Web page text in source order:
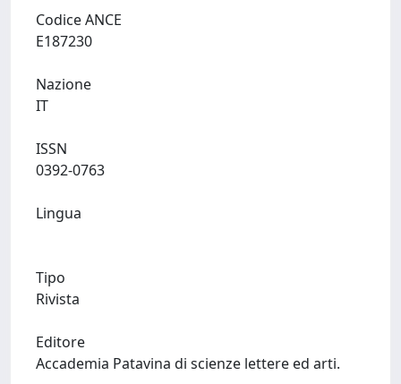
Codice ANCE
Nazione
ISSN
Lingua
Tipo
Rivista
Editore